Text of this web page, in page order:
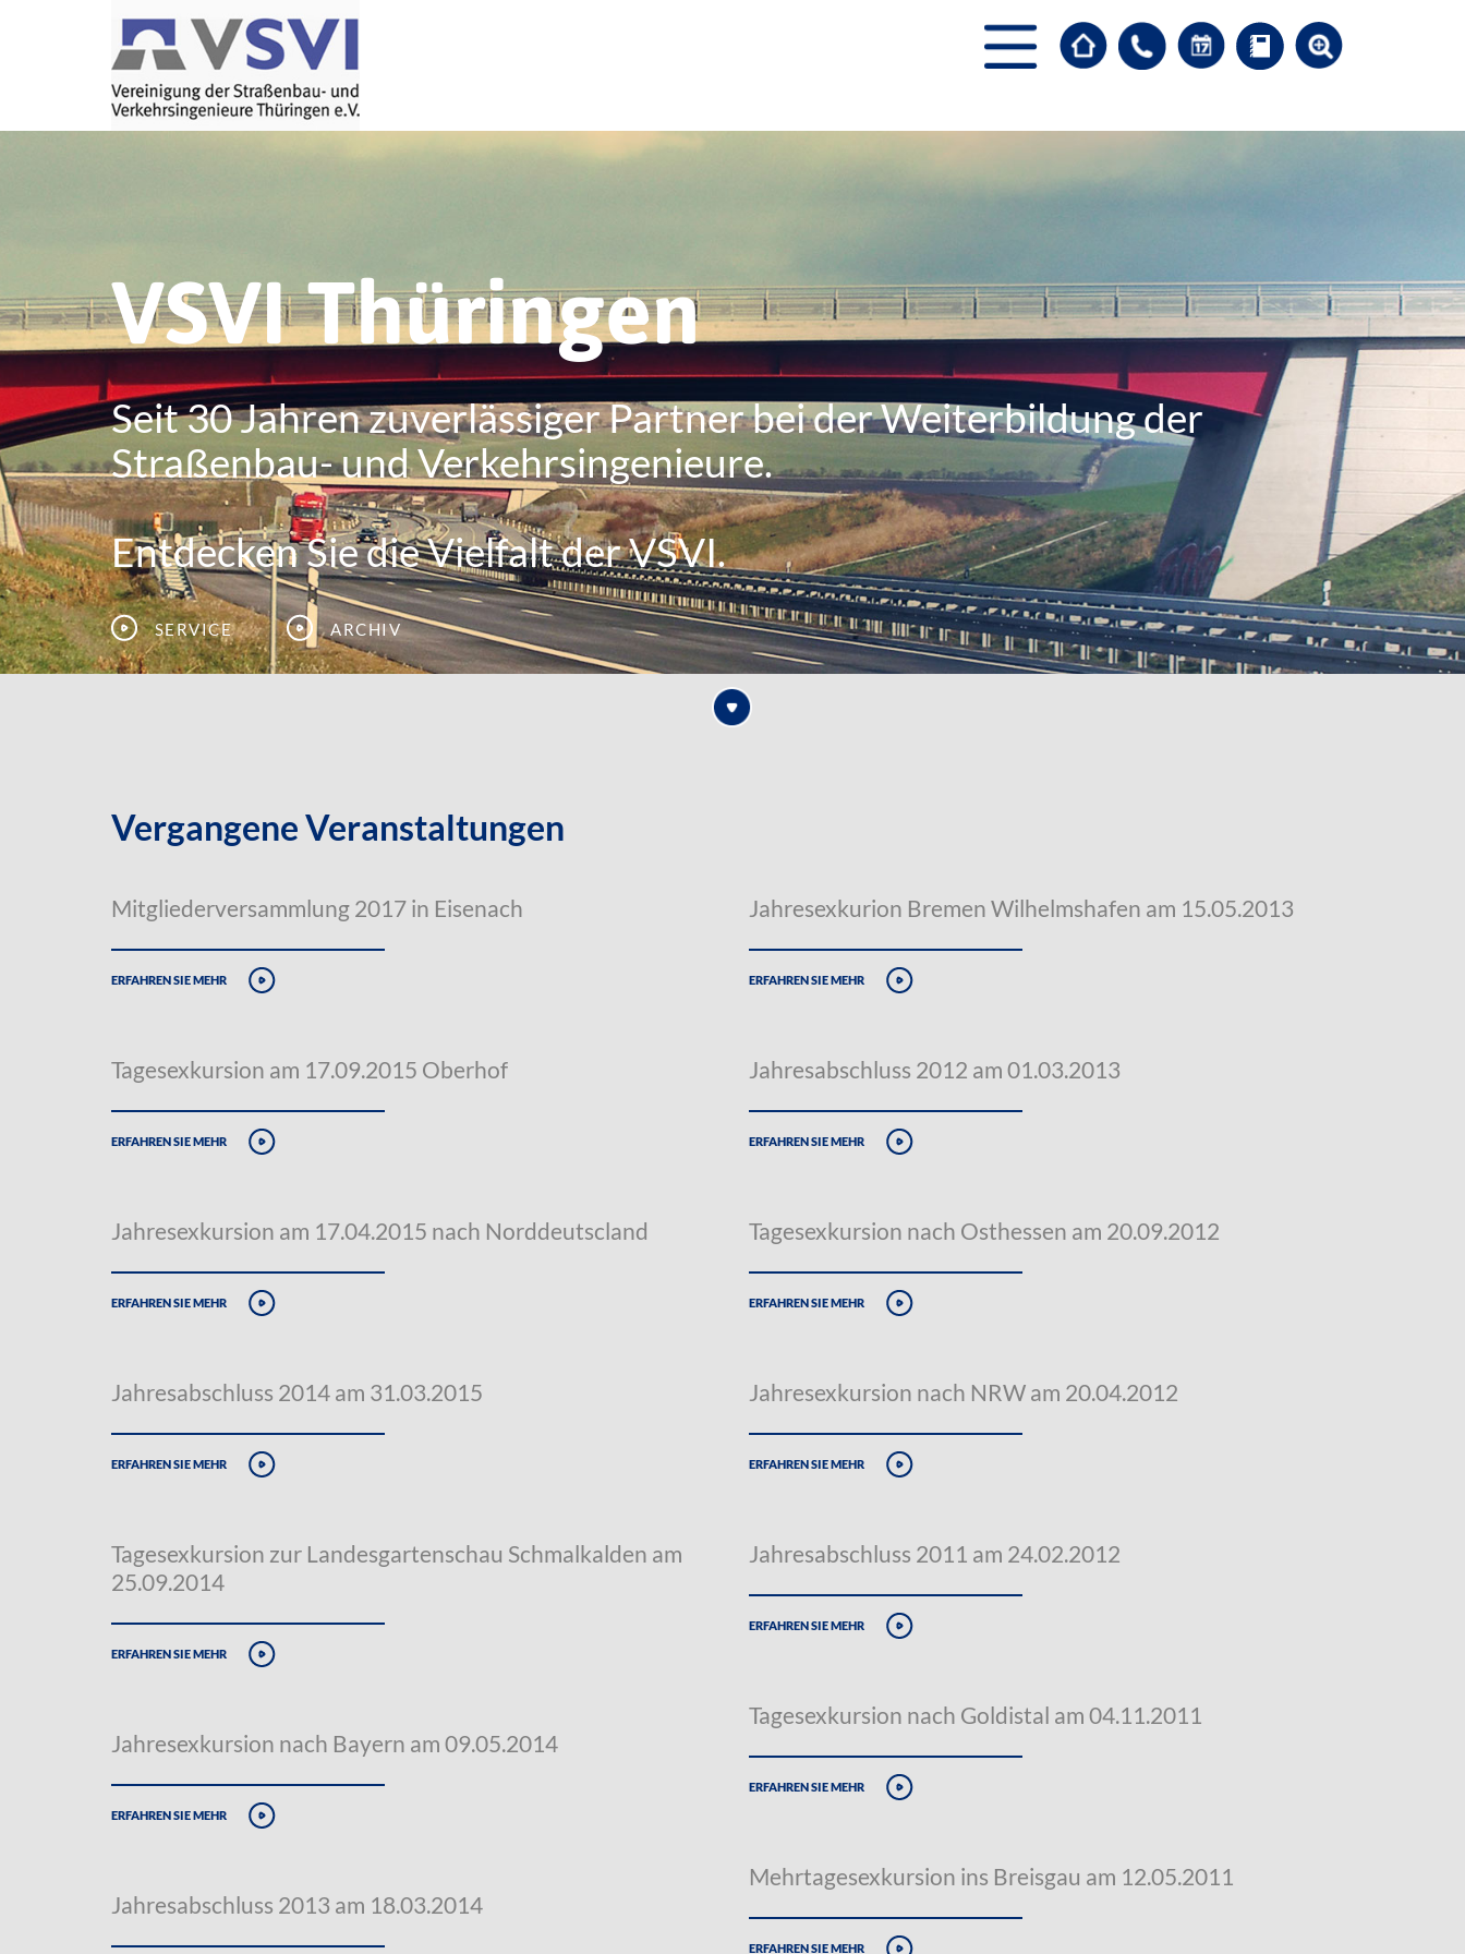
VSVI Thüringen
Seit 30 Jahren zuverlässiger Partner bei der Weiterbildung der
Straßenbau- und Verkehrsingenieure.
Entdecken Sie die Vielfalt der VSVI.
Service Archiv
Vergangene Veranstaltungen
Mitgliederversammlung 2017 in Eisenach
erfahren sie mehr
Tagesexkursion am 17.09.2015 Oberhof
erfahren sie mehr
Jahresexkursion am 17.04.2015 nach Norddeutscland
erfahren sie mehr
Jahresabschluss 2014 am 31.03.2015
erfahren sie mehr
Tagesexkursion zur Landesgartenschau Schmalkalden am
25.09.2014
erfahren sie mehr
Jahresexkursion nach Bayern am 09.05.2014
erfahren sie mehr
Jahresabschluss 2013 am 18.03.2014
Jahresexkurion Bremen Wilhelmshafen am 15.05.2013
erfahren sie mehr
Jahresabschluss 2012 am 01.03.2013
erfahren sie mehr
Tagesexkursion nach Osthessen am 20.09.2012
erfahren sie mehr
Jahresexkursion nach NRW am 20.04.2012
erfahren sie mehr
Jahresabschluss 2011 am 24.02.2012
erfahren sie mehr
Tagesexkursion nach Goldistal am 04.11.2011
erfahren sie mehr
Mehrtagesexkursion ins Breisgau am 12.05.2011
erfahren sie mehr